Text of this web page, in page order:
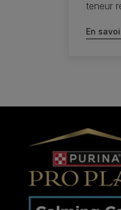
teneur
En